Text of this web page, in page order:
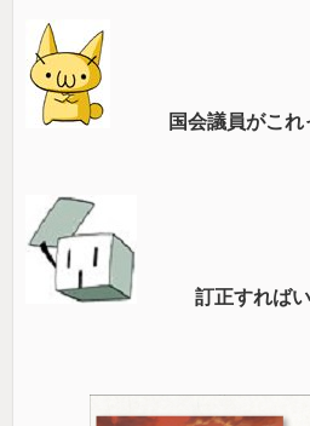
国会議員がこれっ
訂正すればい